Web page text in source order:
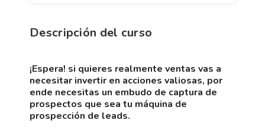
Descripción del curso
¡espera! si quieres realmente ventas vas a
necesitar invertir en acciones valiosas, por
ende necesitas un embudo de captura de
prospectos que sea tu máquina de
prospección de leads.